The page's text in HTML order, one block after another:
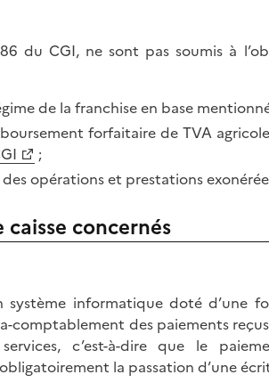
du CGI, ne sont pas soumis à
de la franchise en base
forfaitaire de TVA
;
opérations et prestations
caisse concernés
informatique doté d’une
comptablement des paiements
c’est-à-dire que le
la passation d’une